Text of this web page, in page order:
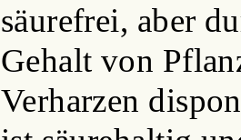
säurefrei, aber
Gehalt von
Verharzen